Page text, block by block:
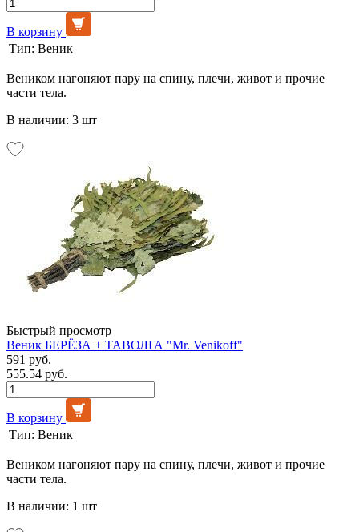
В корзину
Тип: Веник
Веником нагоняют пару на спину, плечи, живот и прочие
части тела.
В наличии: 3 шт
Быстрый просмотр
Веник БЕРЁЗА + ТАВОЛГА "Mr. Venikoff"
591 руб.
555.54 руб.
В корзину
Тип: Веник
Веником нагоняют пару на спину, плечи, живот и прочие
части тела.
В наличии: 1 шт